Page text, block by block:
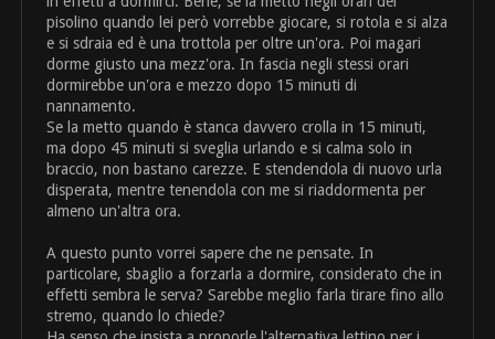
pisolino quando lei però vorrebbe giocare, si rotola e si alza
e si sdraia ed è una trottola per oltre un'ora. Poi magari
dorme giusto una mezz'ora. In fascia negli stessi orari
dormirebbe un'ora e mezzo dopo 15 minuti di
nannamento.
Se la metto quando è stanca davvero crolla in 15 minuti,
ma dopo 45 minuti si sveglia urlando e si calma solo in
braccio, non bastano carezze. E stendendola di nuovo urla
disperata, mentre tenendola con me si riaddormenta per
almeno un'altra ora.
A questo punto vorrei sapere che ne pensate. In
particolare, sbaglio a forzarla a dormire, considerato che in
effetti sembra le serva? Sarebbe meglio farla tirare fino allo
stremo, quando lo chiede?